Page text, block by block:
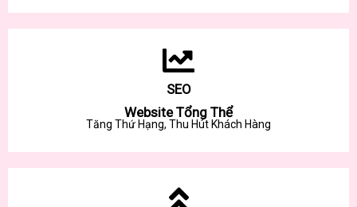
SEO
Website Tổng Thể
Tăng Thứ Hạng, Thu Hút Khách Hàng